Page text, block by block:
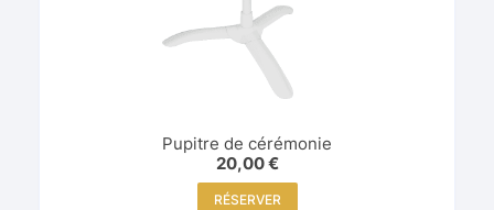
Pupitre de cérémonie
20,00€
RÉSERVER